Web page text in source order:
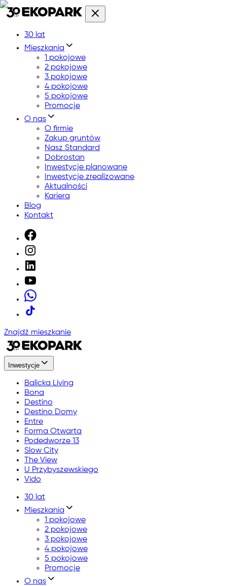
30 lat
Mieszkania
1 pokojowe
2 pokojowe
3 pokojowe
4 pokojowe
5 pokojowe
Promocje
O nas
O firmie
Zakup gruntów
Nasz Standard
Dobrostan
Inwestycje planowane
Inwestycje zrealizowane
Aktualności
Kariera
Blog
Kontakt
Znajdź mieszkanie
Inwestycje
Balicka Living
Bona
Destino
Destino Domy
Entre
Forma Otwarta
Podedworze 13
Slow City
The View
U Przybyszewskiego
Vido
30 lat
Mieszkania
1 pokojowe
2 pokojowe
3 pokojowe
4 pokojowe
5 pokojowe
Promocje
O nas